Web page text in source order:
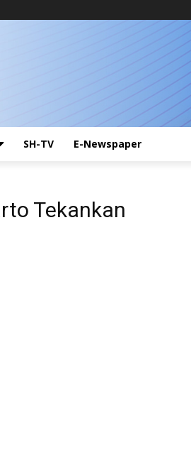
SH-TV E-Newspaper
Tekankan